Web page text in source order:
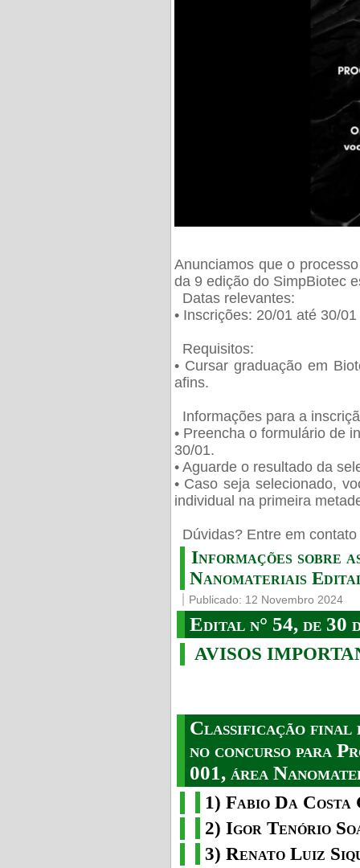
Anunciamos que o
da 9 edição do SimpBiotec
Datas relevantes:
• Inscrições: 20/01 até 30/01
Requisitos:
• Cursar graduação em
afins.
Informações para a
• Preencha o formulário de
30/01.
• Aguarde o resultado da
• Caso seja selecionado,
individual na primeira
Dúvidas? Entre em
Informações sobre
Nanomateriais
Publicado: 12 Novembro 2024
Edital n° 54, de 30
AVISOS
Classificação final
no concurso para
001, área
1) Fabio Da
2) Igor Tenório
3) Renato Luiz